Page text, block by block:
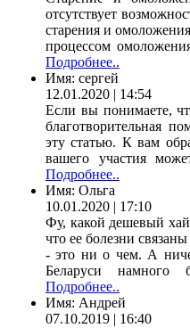
отсутствует
старения и
процессом
Подробнее..
Имя: сергей
12.01.2020 | 14:54
Если вы понимаете,
благотворительная
эту статью. К вам
вашего участия
Подробнее..
Имя: Ольга
10.01.2020 | 17:10
Фу, какой дешевый
что ее болезни
- это ни о чем. А
Беларуси
Подробнее..
Имя: Андрей
07.10.2019 | 16:40